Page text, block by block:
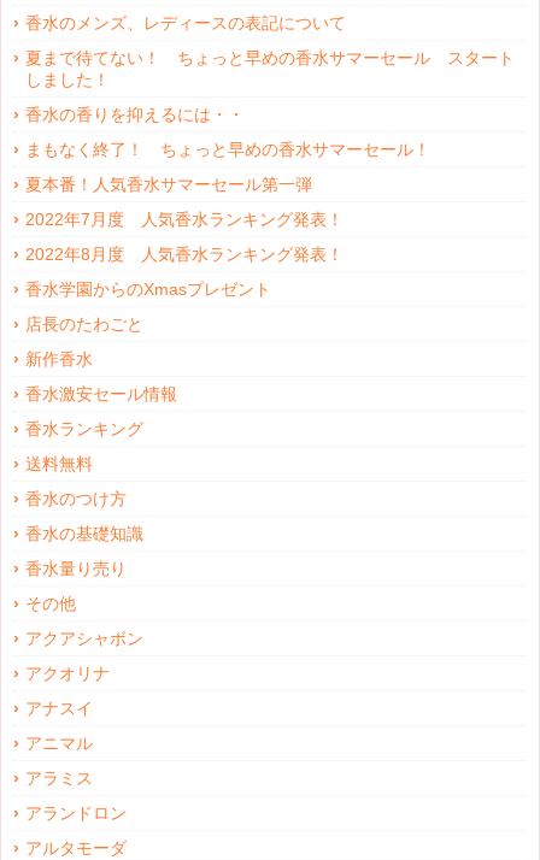
香水のメンズ、レディースの表記について
夏まで待てない！ ちょっと早めの香水サマーセール スタート
しました！
香水の香りを抑えるには・・
まもなく終了！ ちょっと早めの香水サマーセール！
夏本番！人気香水サマーセール第一弾
2022年7月度 人気香水ランキング発表！
2022年8月度 人気香水ランキング発表！
香水学園からのXmasプレゼント
店長のたわごと
新作香水
香水激安セール情報
香水ランキング
送料無料
香水のつけ方
香水の基礎知識
香水量り売り
その他
アクアシャボン
アクオリナ
アナスイ
アニマル
アラミス
アランドロン
アルタモーダ